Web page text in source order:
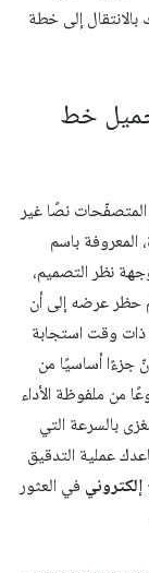
بالانتقال إلى خطة
خط
نصًا غير
باسم
نظر التصميم،
حظر عرضه إلى أن
وقت استجابة
جزءًا أساسيًا من
من ملفوظة الأداء
بالسرعة التي
عملية التدقيق
في العثور